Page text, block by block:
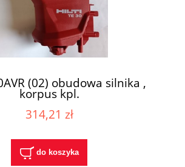
(02) obudowa silnika ,
korpus kpl.
314,21 zł
do koszyka